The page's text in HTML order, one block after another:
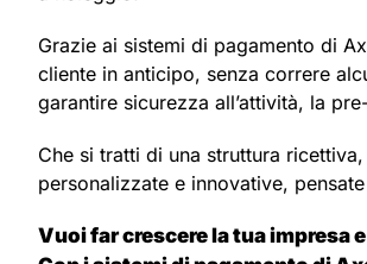
Grazie ai sistemi di pagamento di
cliente in anticipo, senza correre
garantire sicurezza all’attività, la
Che si tratti di una struttura
personalizzate e innovative,
Vuoi far crescere la tua impresa